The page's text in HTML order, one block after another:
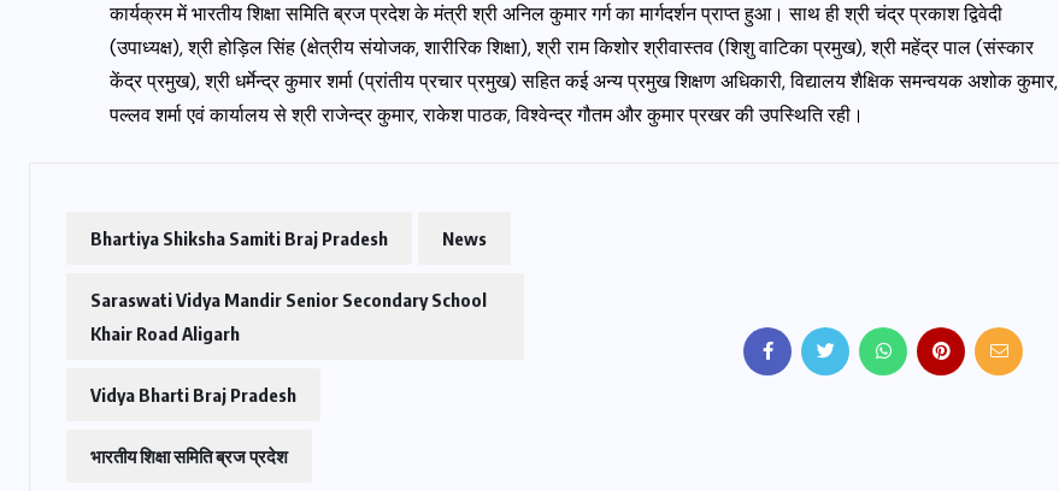
कार्यक्रम में भारतीय शिक्षा समिति ब्रज प्रदेश के मंत्री श्री अनिल कुमार गर्ग का मार्गदर्शन प्राप्त हुआ। साथ ही श्री चंद्र प्रकाश द्विवेदी
(उपाध्यक्ष), श्री होड़िल सिंह (क्षेत्रीय संयोजक, शारीरिक शिक्षा), श्री राम किशोर श्रीवास्तव (शिशु वाटिका प्रमुख), श्री महेंद्र पाल (संस्कार
केंद्र प्रमुख), श्री धर्मेन्द्र कुमार शर्मा (प्रांतीय प्रचार प्रमुख) सहित कई अन्य प्रमुख शिक्षण अधिकारी, विद्यालय शैक्षिक समन्वयक अशोक कुमार,
पल्लव शर्मा एवं कार्यालय से श्री राजेन्द्र कुमार, राकेश पाठक, विश्वेन्द्र गौतम और कुमार प्रखर की उपस्थिति रही।
Bhartiya Shiksha Samiti Braj Pradesh News
Saraswati Vidya Mandir Senior Secondary School
Khair Road Aligarh
Vidya Bharti Braj Pradesh
भारतीय शिक्षा समिति ब्रज प्रदेश